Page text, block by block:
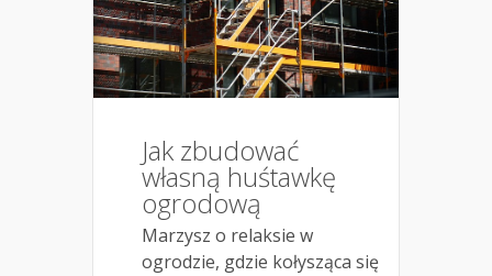
Jak zbudować
własną huśtawkę
ogrodową
Marzysz o relaksie w
ogrodzie, gdzie kołysząca się